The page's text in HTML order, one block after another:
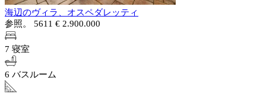
海辺のヴィラ、オスペダレッティ
参照。 5611 € 2.900.000
7 寝室
6 バスルーム